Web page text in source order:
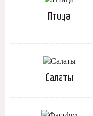
Птица
Салаты